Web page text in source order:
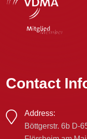
Contact
Address:
Böttgerstr. 6b D-